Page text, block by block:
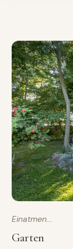
Einatmen...
Garten